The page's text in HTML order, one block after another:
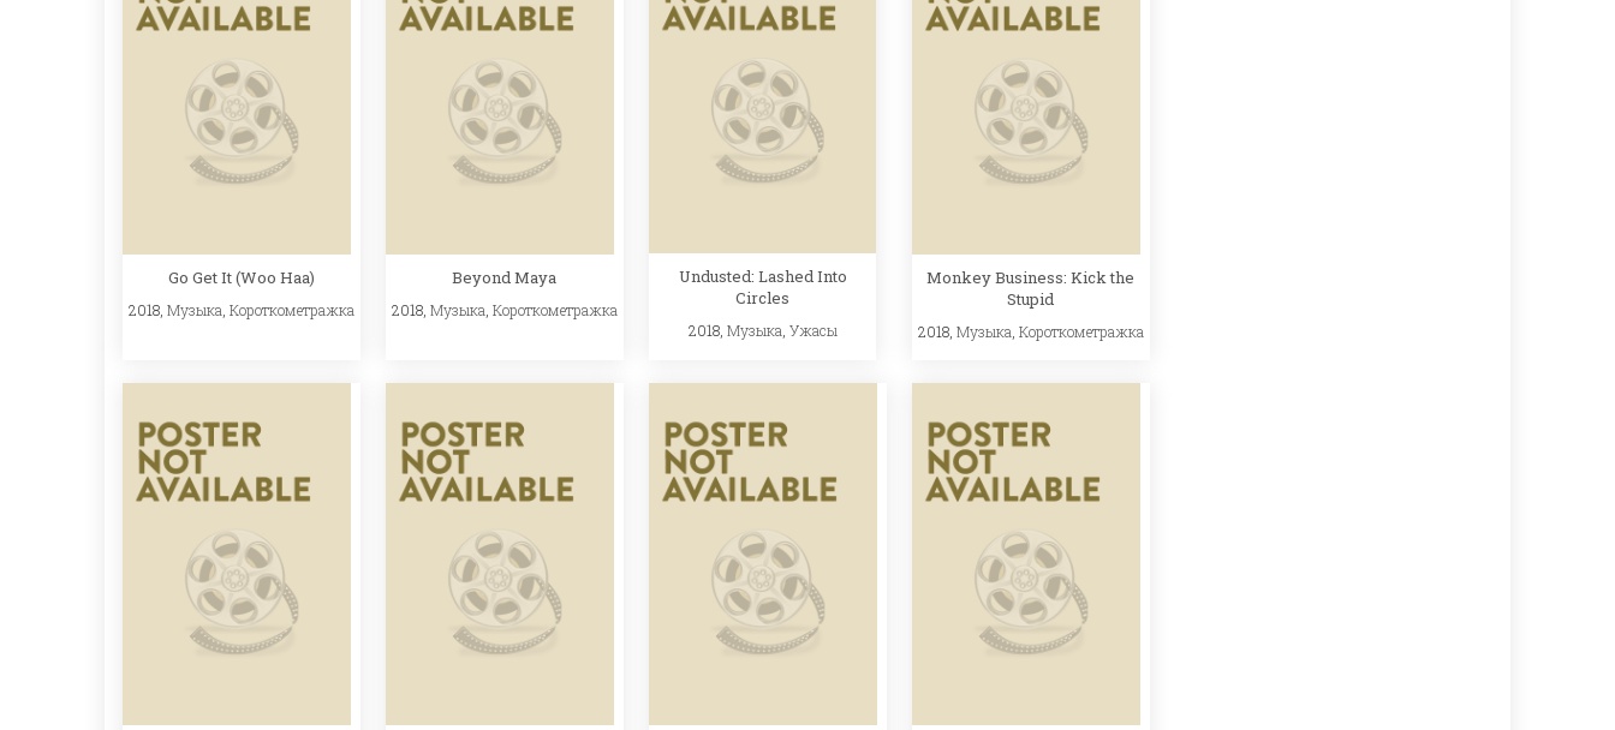
Go Get It (Woo Haa)
2018, Музыка Короткометражка
Beyond Maya
2018, Музыка Короткометражка
Undusted: Lashed Into
Circles
2018, Музыка Ужасы
Monkey Business: Kick the
Stupid
2018, Музыка Короткометражка